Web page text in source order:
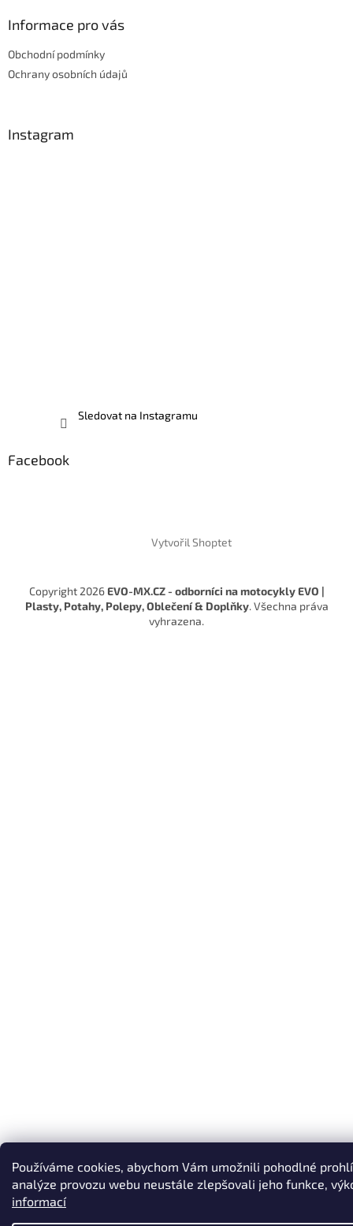
Používáme cookies, abychom Vám umožnili pohodlné
analýze provozu webu neustále zlepšovali jeho funkce,
informací
Informace pro vás
Obchodní podmínky
Ochrany osobních údajů
Instagram
Sledovat na Instagramu
Facebook
Vytvořil Shoptet
Copyright 2026 EVO-MX.CZ - odborníci na motocykly EVO |
Plasty, Potahy, Polepy, Oblečení & Doplňky. Všechna práva
vyhrazena.